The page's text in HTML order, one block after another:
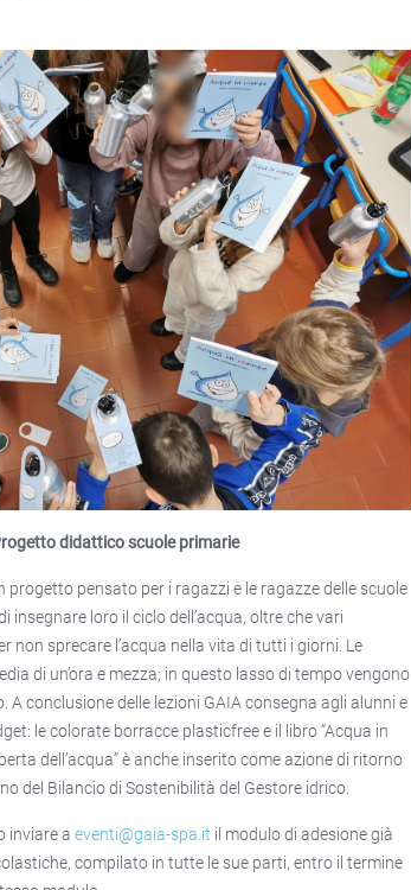
didattico scuole primarie
progetto pensato per i ragazzi e le ragazze delle scuole
insegnare loro il ciclo dell’acqua, oltre che vari
non sprecare l’acqua nella vita di tutti i giorni. Le
di un’ora e mezza; in questo lasso di tempo vengono
A conclusione delle lezioni GAIA consegna agli alunni e
le colorate borracce plasticfree e il libro “Acqua in
dell’acqua” è anche inserito come azione di ritorno
del Bilancio di Sostenibilità del Gestore idrico.
inviare aeventi@gaia-spa.it il modulo di adesione già
compilato in tutte le sue parti, entro il termine